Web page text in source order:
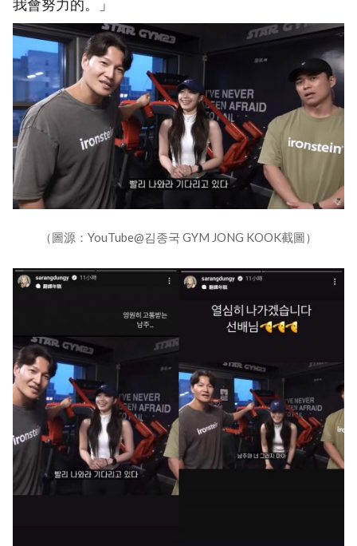
我會努力的。」
（圖源：YouTube@김종국 GYM JONG KOOK截圖）